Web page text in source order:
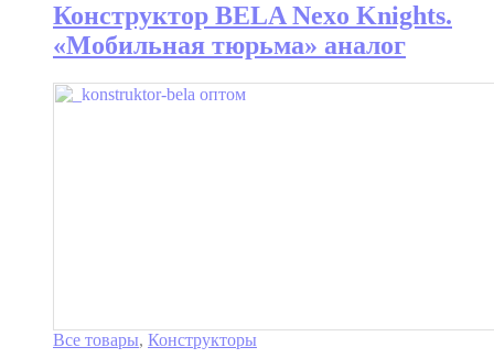
Конструктор BELA Nexo Knights.
«Мобильная тюрьма» аналог
Все товары, Конструкторы